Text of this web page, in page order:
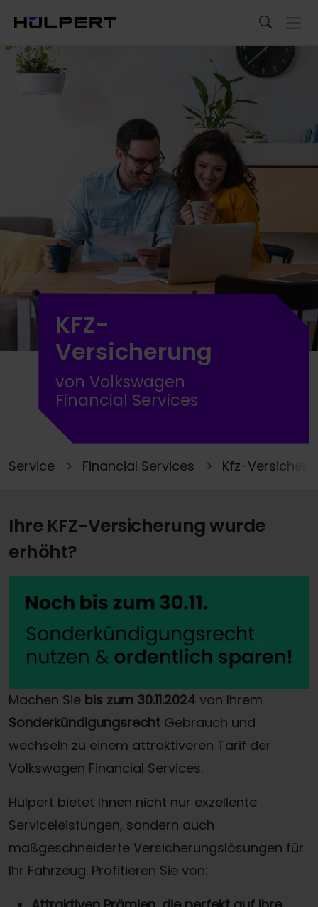
KFZ-
Versicherung
von Volkswagen
Financial Services
Service Financial Services Kfz-
Ihre KFZ-Versicherung wurde
erhöht?
Machen Sie bis zum 30.11.2024 von Ihrem
Sonderkündigungsrecht Gebrauch und
wechseln zu einem attraktiveren Tarif der
Volkswagen Financial Services.
Hülpert bietet Ihnen nicht nur exzellente
Serviceleistungen, sondern auch
maßgeschneiderte Versicherungslösungen für
Ihr Fahrzeug. Profitieren Sie von: